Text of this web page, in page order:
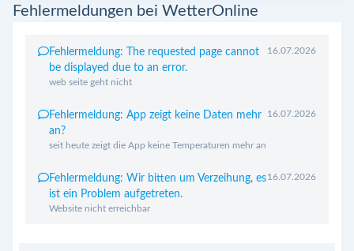
Fehlermeldungen bei WetterOnline
Fehlermeldung: The requested page cannot
be displayed due to an error.
web seite geht nicht
16.07.2026
Fehlermeldung: App zeigt keine Daten mehr
an?
seit heute zeigt die App keine Temperaturen mehr an
16.07.2026
Fehlermeldung: Wir bitten um Verzeihung, es
ist ein Problem aufgetreten.
Website nicht erreichbar
16.07.2026